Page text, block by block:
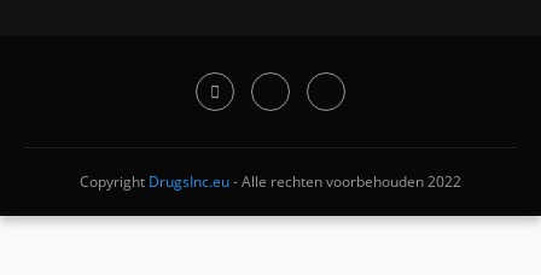
Copyright DrugsInc.eu- Alle rechten voorbehouden 2022